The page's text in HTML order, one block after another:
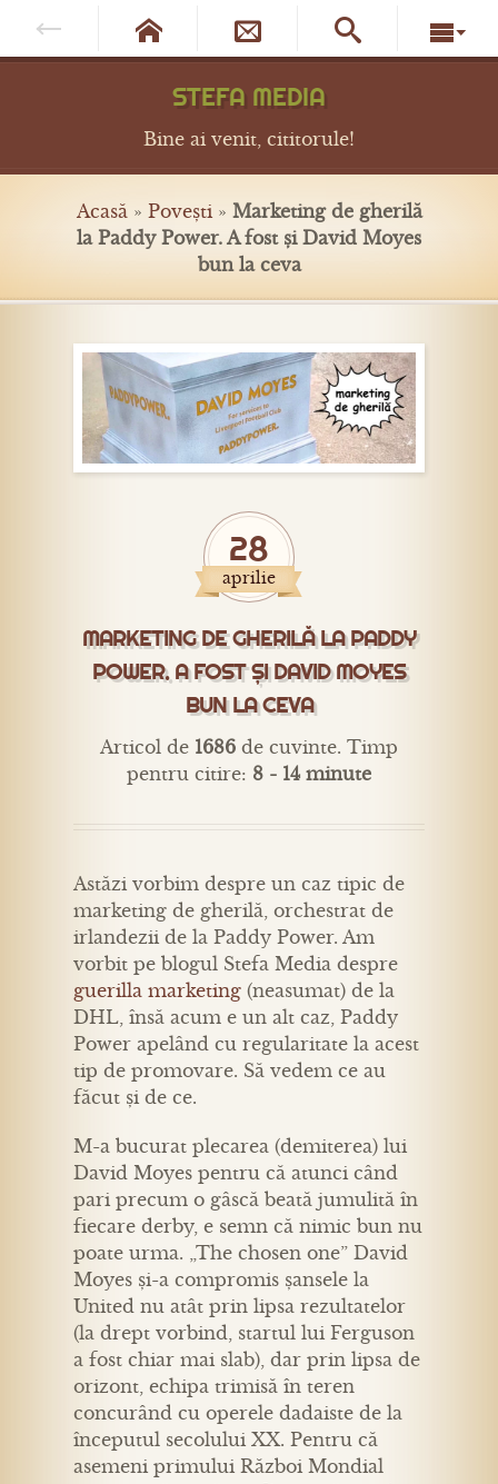
STEFA MEDIA
Bine ai venit, cititorule!
Acasă» Povești» Marketing de gherilă
la Paddy Power. A fost și David Moyes
bun la ceva
28
aprilie
MARKETING DE GHERILĂ LA PADDY
POWER. A FOST ȘI DAVID MOYES
BUN LA CEVA
Articol de 1686 de cuvinte. Timp
pentru citire: 8 - 14 minute
Astăzi vorbim despre un caz tipic de
marketing de gherilă, orchestrat de
irlandezii de la Paddy Power. Am
vorbit pe blogul Stefa Media despre
guerilla marketing (neasumat) de la
DHL, însă acum e un alt caz, Paddy
Power apelând cu regularitate la acest
tip de promovare. Să vedem ce au
făcut și de ce.
M-a bucurat plecarea (demiterea) lui
David Moyes pentru că atunci când
pari precum o gâscă beată jumulită în
fiecare derby, e semn că nimic bun nu
poate urma. „The chosen one” David
Moyes și-a compromis șansele la
United nu atât prin lipsa rezultatelor
(la drept vorbind, startul lui Ferguson
a fost chiar mai slab), dar prin lipsa de
orizont, echipa trimisă în teren
concurând cu operele dadaiste de la
începutul secolului XX. Pentru că
asemeni primului Război Mondial
   